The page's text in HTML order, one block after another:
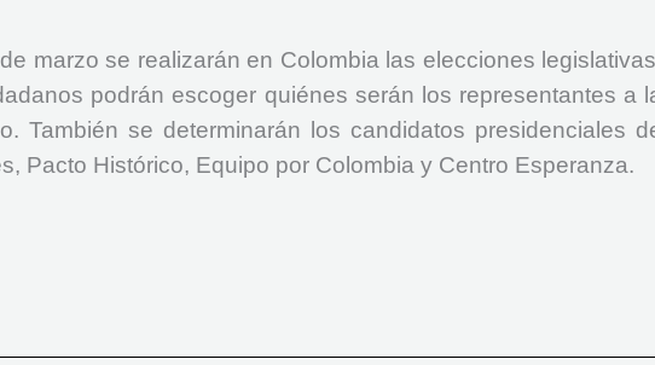
marzo se realizarán en Colombia las elecciones
podrán escoger quiénes serán los representantes a
También se determinarán los candidatos presidenciales
Pacto Histórico, Equipo por Colombia y Centro Esperanza.